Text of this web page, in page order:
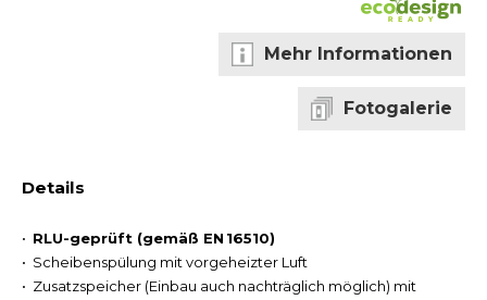
Mehr Informationen
Fotogalerie
Details
RLU-geprüft (gemäß EN 16510)
Scheibenspülung mit vorgeheizter Luft
Zusatzspeicher (Einbau auch nachträglich möglich) mit